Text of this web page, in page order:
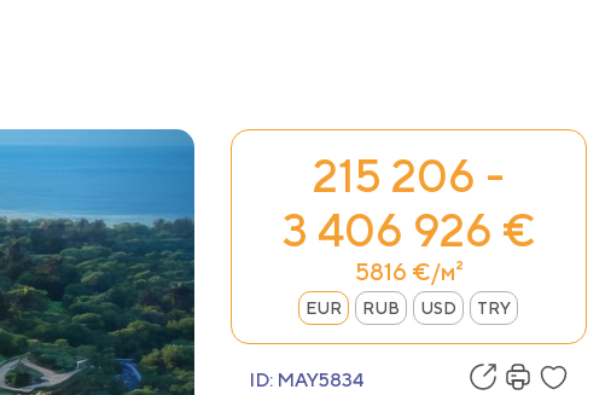
215 206 -
3 406 926 €
5816 €/м²
EUR RUB USD TRY
ID: MAY5834